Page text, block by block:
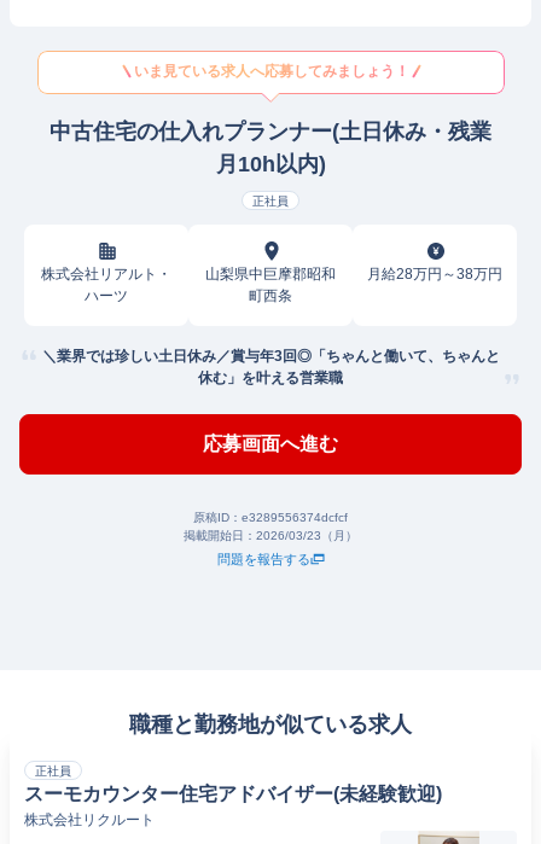
いま見ている求人へ応募してみましょう！
中古住宅の仕入れプランナー(土日休み・残業
月10h以内)
正社員
株式会社リアルト・
ハーツ
山梨県中巨摩郡昭和
町西条
月給28万円～38万円
＼業界では珍しい土日休み／賞与年3回◎「ちゃんと働いて、ちゃんと
休む」を叶える営業職
応募画面へ進む
原稿ID： e3289556374dcfcf
掲載開始日： 2026/03/23（月）
問題を報告する
職種と勤務地が似ている求人
正社員
スーモカウンター住宅アドバイザー(未経験歓迎)
株式会社リクルート